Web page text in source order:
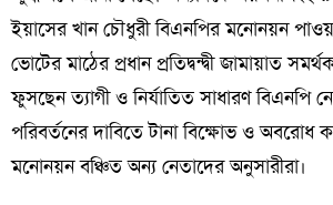
ইয়াসের খান চৌধুরী বিএনপির মনোনয়ন
ভোটের মাঠের প্রধান প্রতিদ্বন্দ্বী জামায়াত
ফুসছেন ত্যাগী ও নির্যাতিত সাধারণ বিএনপি
পরিবর্তনের দাবিতে টানা বিক্ষোভ ও অবরোধ
মনোনয়ন বঞ্চিত অন্য নেতাদের অনুসারীরা।